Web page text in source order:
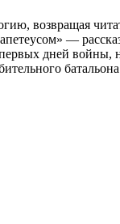
возвращая
—
дней войны,